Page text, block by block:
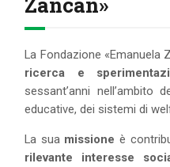
IL MIO ACCOUNT
La Fondazione «Emanuela
ricerca e
sessant’anni nell’ambito
educative, dei sistemi di
La sua missione è
rilevante interesse